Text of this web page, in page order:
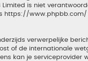
Limited is niet
https://www.phpbb.com/
verwerpelijke
of de internationale
kan je serviceprovider